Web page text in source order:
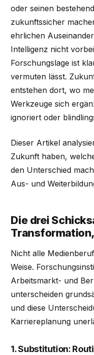
oder seinen
zukunftssicher
ehrlichen
Intelligenz nicht
Forschungslage ist
vermuten lässt.
entstehen dort, wo
Werkzeuge sich
ignoriert oder
Dieser Artikel
Zukunft haben,
den Unterschied
Aus- und
Die drei
Nicht alle
Weise.
Arbeitsmarkt- und
unterscheiden
und diese
Karriereplanung
1. Substitution: